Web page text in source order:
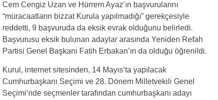
Cem Cengiz Uzan ve Hürrem Ayaz’ın başvurularını
“müracaatların bizzat Kurula yapılmadığı” gerekçesiyle
reddetti, 9 başvuruda da eksik evrak olduğunu belirledi.
Başvurusu eksik bulunan adaylar arasında Yeniden Refah
Partisi Genel Başkanı Fatih Erbakan’ın da olduğu öğrenildi.
Kurul, internet sitesinden, 14 Mayıs’ta yapılacak
Cumhurbaşkanı Seçimi ve 28. Dönem Milletvekili Genel
Seçimi’nde seçmenler tarafından cumhurbaşkanı adayı